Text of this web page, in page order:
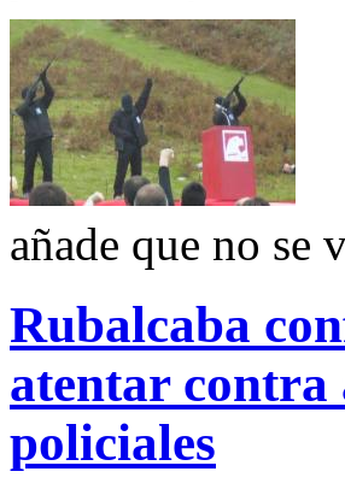
añade que no se
Rubalcaba
atentar contra
policiales